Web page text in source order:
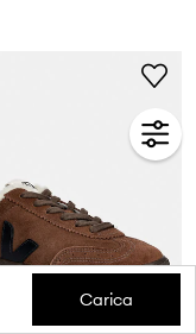
Carica